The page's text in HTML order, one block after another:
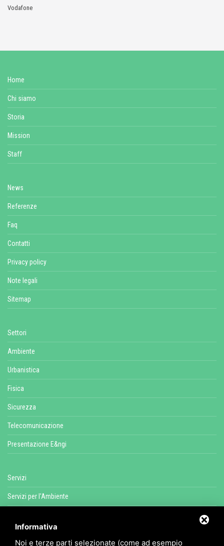
Vodafone
Home
Chi siamo
Storia
Mission
Staff
News
Referenze
Faq
Contatti
Privacy policy
Note legali
Sitemap
Settori
Ambiente
Urbanistica
Fisica
Sicurezza
Telecomunicazione
Presentazione E&ngi
Servizi
Servizi per l'Ambiente
Informativa
Noi e terze parti selezionate (come ad esempio